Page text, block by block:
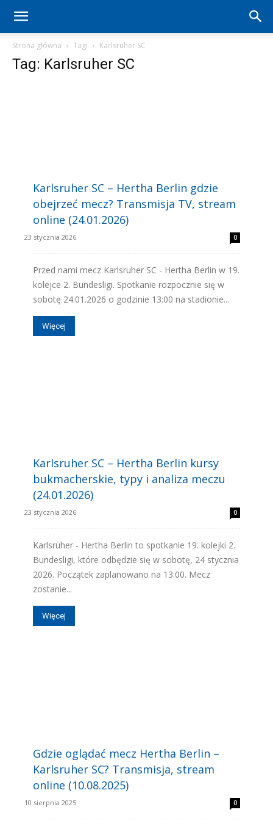
Hertha
Berlin
(transfery,
Strona główna Tagi Karlsruher SC
Tag: Karlsruher SC
Karlsruher SC – Hertha Berlin gdzie
obejrzeć mecz? Transmisja TV, stream
online (24.01.2026)
23 stycznia 2026 0
Przed nami mecz Karlsruher SC - Hertha Berlin w 19.
kolejce 2. Bundesligi. Spotkanie rozpocznie się w
sobotę 24.01.2026 o godzinie 13:00 na stadionie...
Więcej
Karlsruher SC – Hertha Berlin kursy
bukmacherskie, typy i analiza meczu
(24.01.2026)
23 stycznia 2026 0
Karlsruher - Hertha Berlin to spotkanie 19. kolejki 2.
Bundesligi, które odbędzie się w sobotę, 24 stycznia
2026. Początek zaplanowano na 13:00. Mecz
zostanie...
Więcej
Gdzie oglądać mecz Hertha Berlin –
Karlsruher SC? Transmisja, stream
online (10.08.2025)
10 sierpnia 2025 0